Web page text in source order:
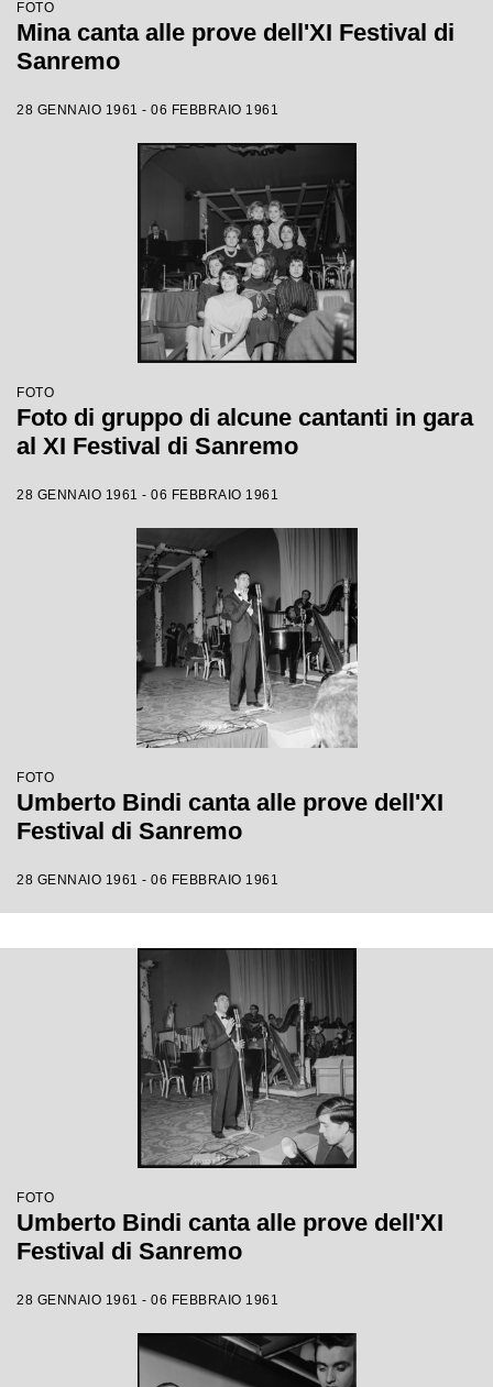
FOTO
Mina canta alle prove dell'XI Festival di
Sanremo
28 GENNAIO 1961 - 06 FEBBRAIO 1961
FOTO
Foto di gruppo di alcune cantanti in gara
al XI Festival di Sanremo
28 GENNAIO 1961 - 06 FEBBRAIO 1961
FOTO
Umberto Bindi canta alle prove dell'XI
Festival di Sanremo
28 GENNAIO 1961 - 06 FEBBRAIO 1961
FOTO
Umberto Bindi canta alle prove dell'XI
Festival di Sanremo
28 GENNAIO 1961 - 06 FEBBRAIO 1961